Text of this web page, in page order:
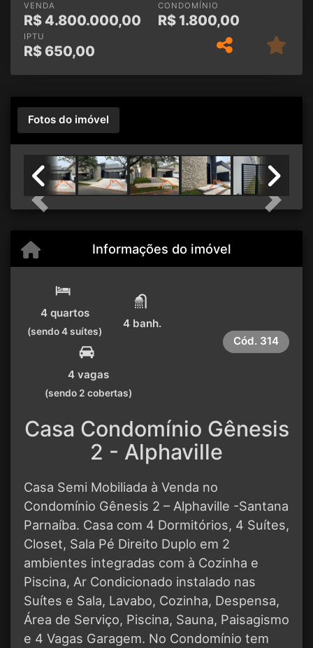
VENDA
R$ 4.800.000,00
CONDOMÍNIO
R$ 1.800,00
IPTU
R$ 650,00
Fotos do imóvel
Previous Next
Informações do imóvel
4 quartos
(sendo 4 suítes)
4 banh.
4 vagas
(sendo 2 cobertas)
Cód. 314
Casa Condomínio Gênesis
2 - Alphaville
Casa Semi Mobiliada à Venda no
Condomínio Gênesis 2 – Alphaville -Santana
Parnaíba. Casa com 4 Dormitórios, 4 Suítes,
Closet, Sala Pé Direito Duplo em 2
ambientes integradas com à Cozinha e
Piscina, Ar Condicionado instalado nas
Suítes e Sala, Lavabo, Cozinha, Despensa,
Área de Serviço, Piscina, Sauna, Paisagismo
e 4 Vagas Garagem. No Condomínio tem